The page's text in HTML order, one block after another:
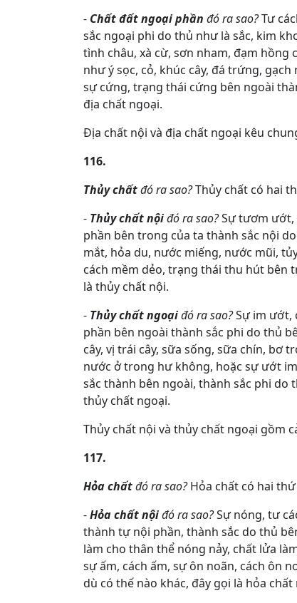
- Chất đất ngoại phần đó ra sao?Tư
sắc ngoại phi do thủ như là sắc, kim
tình châu, xà cừ, sơn nham, đạm hồng
như ý sọc, cỏ, khúc cây, đá trứng,
sự cứng, trạng thái cứng bên ngoài
địa chất ngoại.
Địa chất nội và địa chất ngoại kêu
116.
Thủy chấtđó ra sao?Thủy chất có hai
- Thủy chất nộiđó ra sao?Sự tươm ướt,
phần bên trong của ta thành sắc nội
mắt, hỏa du, nước miếng, nước mũi,
cách mềm dẻo, trạng thái thu hút bên
là thủy chất nội.
- Thủy chất ngoạiđó ra sao?Sự im ướt,
phần bên ngoài thành sắc phi do thủ
cây, vị trái cây, sữa sống, sữa chín, bơ
nước ở trong hư không, hoặc sự ướt
sắc thành bên ngoài, thành sắc phi do
thủy chất ngoại.
Thủy chất nội và thủy chất ngoại gồm
117.
Hỏa chấtđó ra sao?Hỏa chất có hai
-Hỏa chất nộiđó ra sao?Sự nóng, tư
thành tự nội phần, thành sắc do thủ
làm cho thân thể nóng nảy, chất lửa
sự ấm, cách ấm, sự ôn noãn, cách ôn
dù có thế nào khác, đây gọi là hỏa chất